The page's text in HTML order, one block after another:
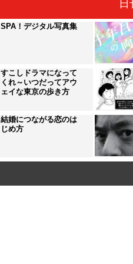
SPA！デジタル写真集
すこしドラマになって
くれ～いつだってアウ
ェイな東京の歩き方
結婚につながる恋のは
じめ方